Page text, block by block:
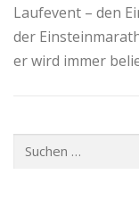
Laufevent – den
der
er wird immer
Suchen